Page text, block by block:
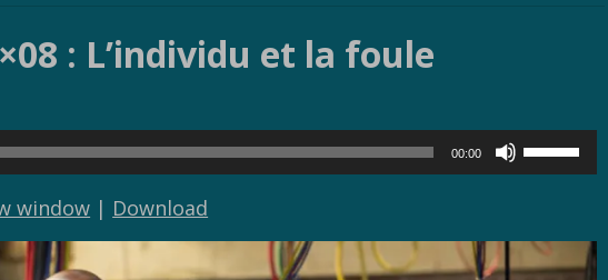
: L’individu et la foule
00:00
les
augmenter
window | Download